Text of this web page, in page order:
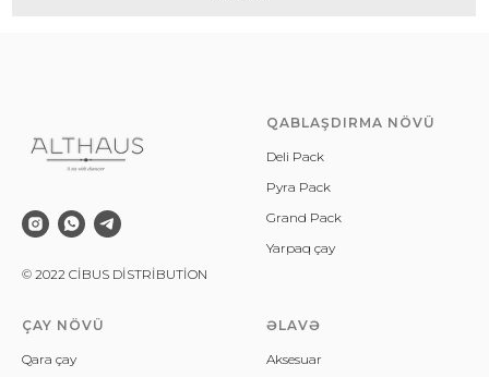
© 2022 CİBUS DİSTRİBUTİON
QABLAŞDIRMA NÖVÜ
Deli Pack
Pyra Pack
Grand Pack
Yarpaq çay
ÇAY NÖVÜ
Qara çay
ƏLAVƏ
Aksesuar